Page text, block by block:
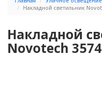
Накладной светильник
Накладной
Novotech